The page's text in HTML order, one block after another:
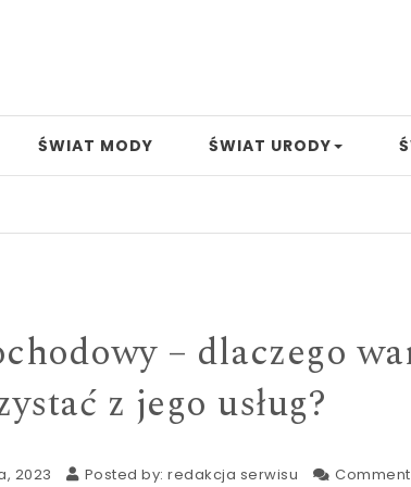
ŚWIAT MODY ŚWIAT URODY
– dlaczego
z jego usług?
2023 Posted by: redakcja serwisu